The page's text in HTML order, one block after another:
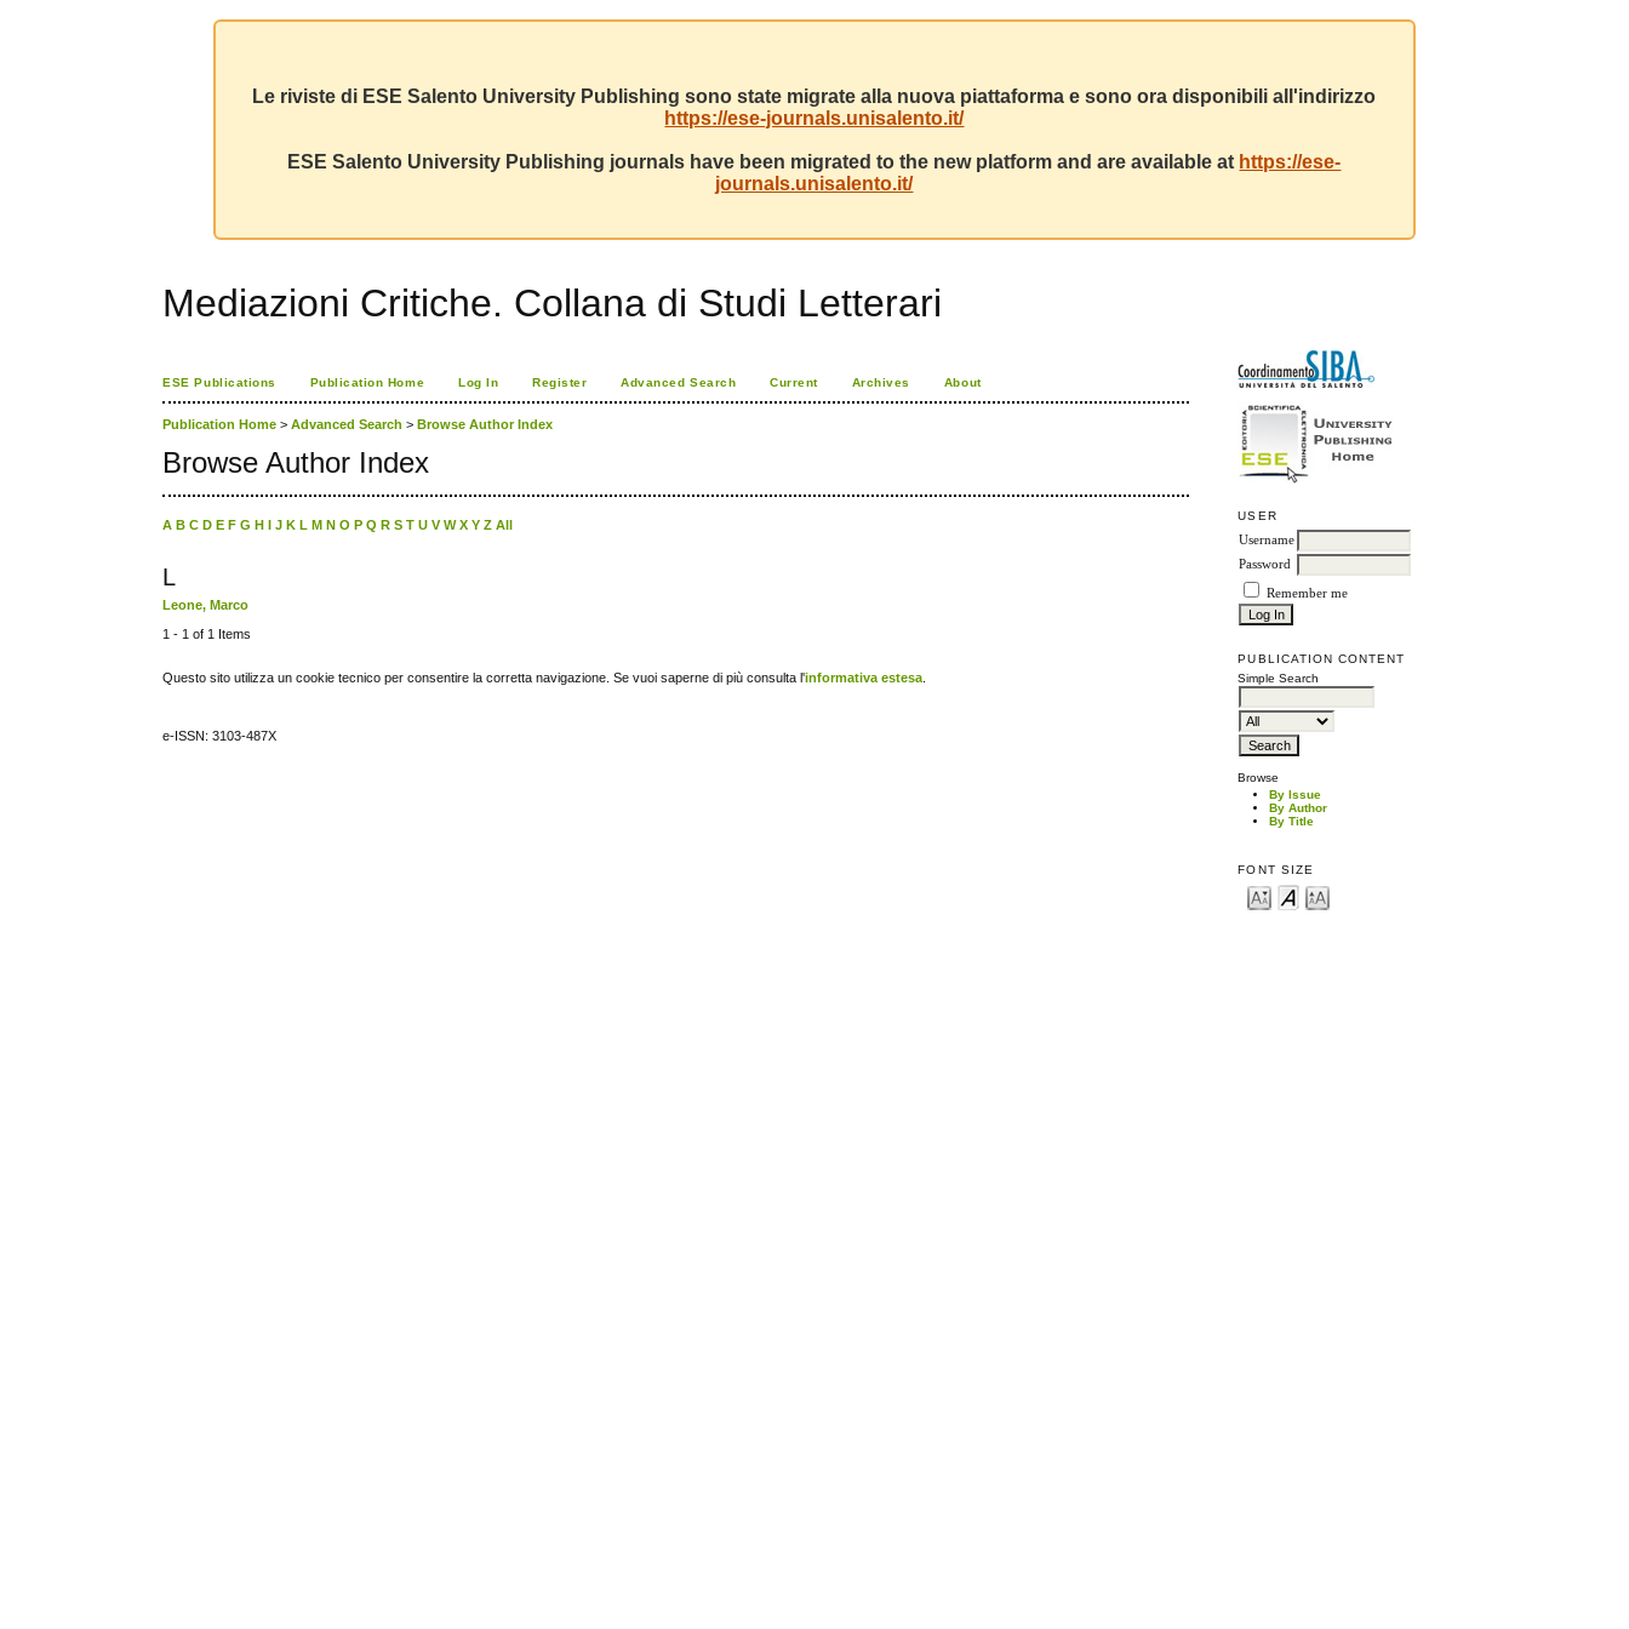
Le riviste di ESE Salento University Publishing sono state migrate alla nuova piattaforma e sono ora disponibili all'indirizzo
https://ese-journals.unisalento.it/
ESE Salento University Publishing journals have been migrated to the new platform and are available at https://ese-
journals.unisalento.it/
Mediazioni Critiche. Collana di Studi Letterari
USER
Username
Password
Remember me
PUBLICATION CONTENT
Simple Search
Browse
By Issue
By Author
By Title
FONT SIZE
ESE Publications Publication Home Log In Register Advanced Search Current Archives About
Publication Home >Advanced Search >Browse Author Index
Browse Author Index
A B C D E F G H I J K L M N O P Q R S T U V W X Y Z All
L
Leone, Marco
1 - 1 of 1 Items
Questo sito utilizza un cookie tecnico per consentire la corretta navigazione. Se vuoi saperne di più consulta l'informativa estesa
e-ISSN: 3103-487X